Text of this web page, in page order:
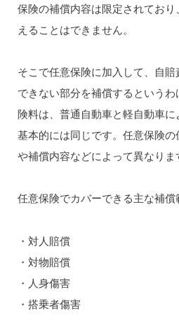
保険の補償内容は限定されてお
えることはできません。
そこで任意保険に加入して、自
できない部分を補償するという
険料は、普通自動車と軽自動車に
基本的には同じです。任意保険
や補償内容などによって異なりま
任意保険でカバーできる主な補償
・対人賠償
・対物賠償
・人身傷害
・搭乗者傷害